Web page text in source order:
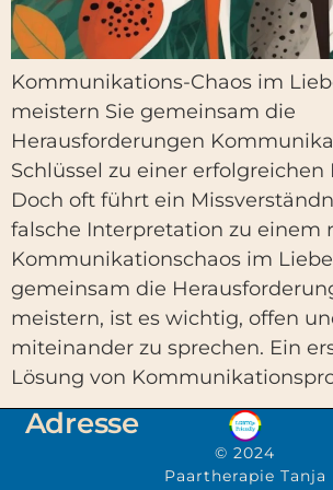
Kommunikations-Chaos im
meistern Sie gemeinsam die
Herausforderungen
Schlüssel zu einer erfolgreichen
Doch oft führt ein
falsche Interpretation zu einem
Kommunikationschaos im
gemeinsam die
meistern, ist es wichtig, offen
miteinander zu sprechen. Ein
Lösung von
Adresse
© 2024
Paartherapie Tanja